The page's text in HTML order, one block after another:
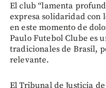
El club “lamenta
expresa solidaridad con
en este momento de
Paulo Futebol Clube es
tradicionales de Brasil,
relevante.
El Tribunal de Justicia